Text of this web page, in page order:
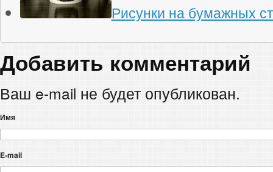
Рисунки на бумажных
Добавить комментарий
Ваш e-mail не будет опубликован.
Имя
E-mail